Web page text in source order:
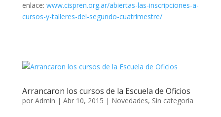
enlace: www.cispren.org.ar/abiertas-las-inscripciones-a-
cursos-y-talleres-del-segundo-cuatrimestre/
Arrancaron los cursos de la Escuela de Oficios
por Admin | Abr 10, 2015 | Novedades, Sin categoría